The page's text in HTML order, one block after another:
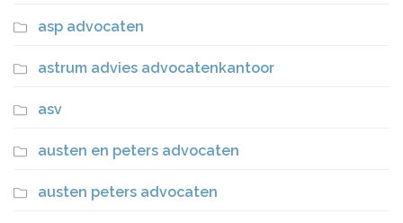
asp advocaten
astrum advies advocatenkantoor
asv
austen en peters advocaten
austen peters advocaten